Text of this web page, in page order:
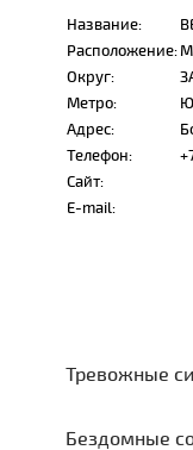
Название:
Расположение:
Округ:
Метро:
Адрес:
Телефон:
Сайт:
E-mail:
Тревожные
Бездомные